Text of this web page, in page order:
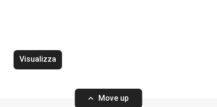
FlexiSPACE 150 x 50 cm
Visualizza
Move up